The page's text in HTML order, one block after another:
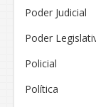
Poder Judicial
Poder
Policial
Política